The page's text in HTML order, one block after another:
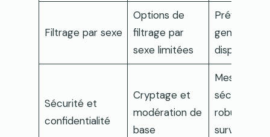
Filtrage par sexe
Options de
filtrage par
sexe limitées
genre
disponibles
Sécurité et
confidentialité
Cryptage et
modération de
base
Mesures de
sécurité
robustes et